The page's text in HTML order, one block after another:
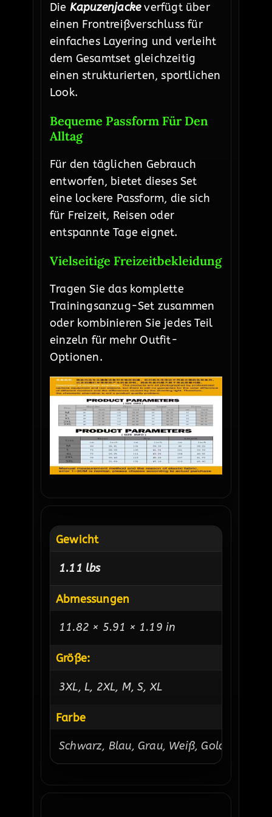
Die Kapuzenjackeverfügt über
einen Frontreißverschluss für
einfaches Layering und verleiht
dem Gesamtset gleichzeitig
einen strukturierten, sportlichen
Look.
Bequeme Passform Für Den
Alltag
Für den täglichen Gebrauch
entworfen, bietet dieses Set
eine lockere Passform, die sich
für Freizeit, Reisen oder
entspannte Tage eignet.
Vielseitige Freizeitbekleidung
Tragen Sie das komplette
Trainingsanzug-Set zusammen
oder kombinieren Sie jedes Teil
einzeln für mehr Outfit-
Optionen.
Gewicht
1.11 lbs
Abmessungen
11.82 × 5.91 × 1.19 in
Größe:
3XL, L, 2XL, M, S, XL
Farbe
Schwarz, Blau, Grau, Weiß, Gold, Rot